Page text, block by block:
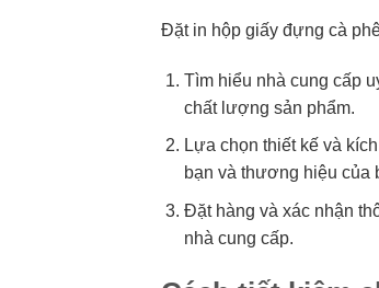
Đặt in hộp giấy đựng cà
Tìm hiểu nhà cung cấp
chất lượng sản phẩm.
Lựa chọn thiết kế và
bạn và thương hiệu của
Đặt hàng và xác nhận
nhà cung cấp.